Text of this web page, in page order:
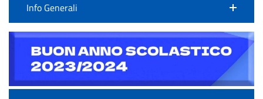
Info Generali